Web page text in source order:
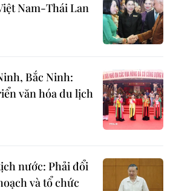
Nam-Thái Lan
Bắc Ninh:
văn hóa du lịch
nước: Phải đổi
và tổ chức